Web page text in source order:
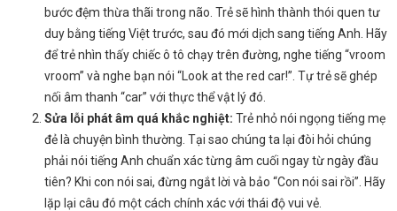
bước đệm thừa thãi trong não. Trẻ sẽ hình thành thói quen tư
duy bằng tiếng Việt trước, sau đó mới dịch sang tiếng Anh. Hãy
để trẻ nhìn thấy chiếc ô tô chạy trên đường, nghe tiếng “vroom
vroom” và nghe bạn nói “Look at the red car!”. Tự trẻ sẽ ghép
nối âm thanh “car” với thực thể vật lý đó.
Sửa lỗi phát âm quá khắc nghiệt: Trẻ nhỏ nói ngọng tiếng mẹ
đẻ là chuyện bình thường. Tại sao chúng ta lại đòi hỏi chúng
phải nói tiếng Anh chuẩn xác từng âm cuối ngay từ ngày đầu
tiên? Khi con nói sai, đừng ngắt lời và bảo “Con nói sai rồi”. Hãy
lặp lại câu đó một cách chính xác với thái độ vui vẻ.